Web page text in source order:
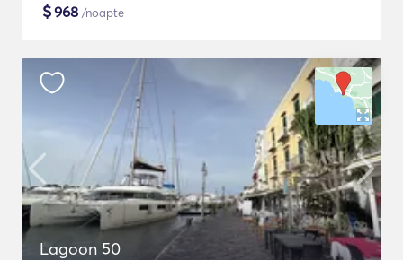
$968 /noapte
Lagoon 50